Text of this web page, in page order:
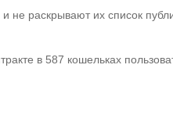
не раскрывают их список
в 587 кошельках